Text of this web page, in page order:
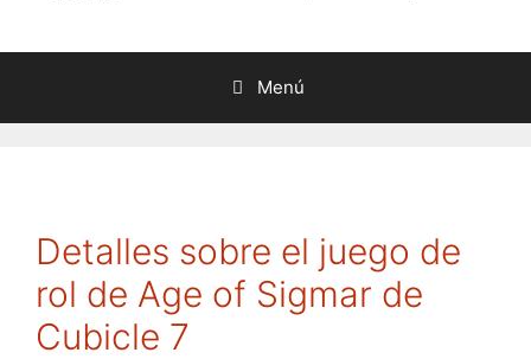
Menú
Detalles sobre el juego de
rol de Age of Sigmar de
Cubicle 7